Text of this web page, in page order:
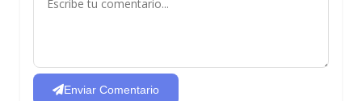
Enviar Comentario